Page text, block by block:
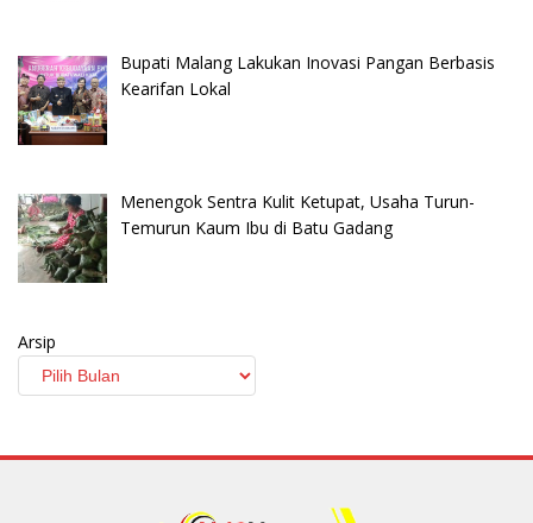
Bupati Malang Lakukan Inovasi Pangan Berbasis
Kearifan Lokal
Menengok Sentra Kulit Ketupat, Usaha Turun-
Temurun Kaum Ibu di Batu Gadang
Arsip